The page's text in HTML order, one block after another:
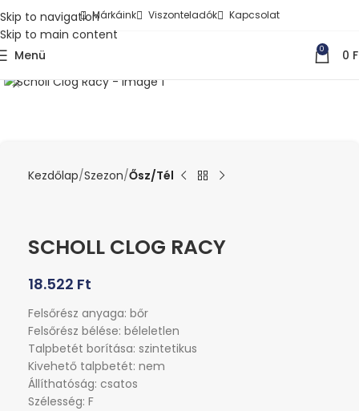
Skip to navigation
Skip to main content
Márkáink Viszonteladók Kapcsolat
Menü 0 0
Kezdőlap Szezon Ősz/Tél
SCHOLL CLOG RACY
18.522 Ft
Felsőrész anyaga: bőr
Felsőrész bélése: béleletlen
Talpbetét borítása: szintetikus
Kivehető talpbetét: nem
Állíthatóság: csatos
Szélesség: F